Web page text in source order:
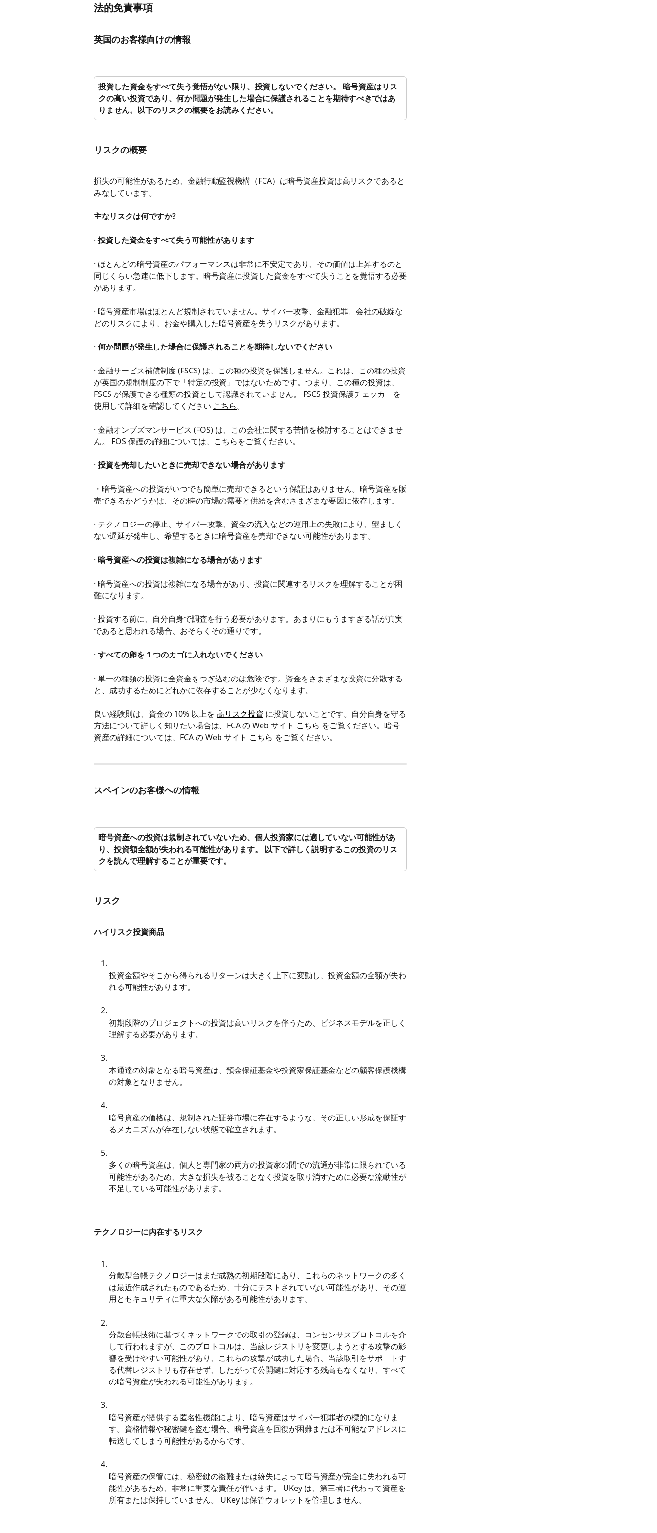
法的免責事項
英国のお客様向けの情報
投資した資金をすべて失う覚悟がない限り、投資しないでください。
暗号資産はリス
クの高い投資であり、何か問題が発生した場合に保護されることを期待すべきではあ
りません。以下のリスクの概要をお読みください。
リスクの概要
損失の可能性があるため、金融行動監視機構（FCA）は暗号資産投資は高リスクであると
みなしています。
主なリスクは何ですか?
· 投資した資金をすべて失う可能性があります
· ほとんどの暗号資産のパフォーマンスは非常に不安定であり、その価値は上昇するのと
同じくらい急速に低下します。暗号資産に投資した資金をすべて失うことを覚悟する必要
があります。
· 暗号資産市場はほとんど規制されていません。サイバー攻撃、金融犯罪、会社の破綻な
どのリスクにより、お金や購入した暗号資産を失うリスクがあります。
· 何か問題が発生した場合に保護されることを期待しないでください
· 金融サービス補償制度 (FSCS) は、この種の投資を保護しません。これは、この種の投資
が英国の規制制度の下で「特定の投資」ではないためです。つまり、この種の投資は、
FSCS が保護できる種類の投資として認識されていません。 FSCS 投資保護チェッカーを
使用して詳細を確認してください こちら。
· 金融オンブズマンサービス (FOS) は、この会社に関する苦情を検討することはできませ
ん。 FOS 保護の詳細については、 こちらをご覧ください。
· 投資を売却したいときに売却できない場合があります
・暗号資産への投資がいつでも簡単に売却できるという保証はありません。暗号資産を販
売できるかどうかは、その時の市場の需要と供給を含むさまざまな要因に依存します。
· テクノロジーの停止、サイバー攻撃、資金の流入などの運用上の失敗により、望ましく
ない遅延が発生し、希望するときに暗号資産を売却できない可能性があります。
· 暗号資産への投資は複雑になる場合があります
· 暗号資産への投資は複雑になる場合があり、投資に関連するリスクを理解することが困
難になります。
· 投資する前に、自分自身で調査を行う必要があります。あまりにもうますぎる話が真実
であると思われる場合、おそらくその通りです。
· すべての卵を 1 つのカゴに入れないでください
· 単一の種類の投資に全資金をつぎ込むのは危険です。資金をさまざまな投資に分散する
と、成功するためにどれかに依存することが少なくなります。
良い経験則は、資金の 10% 以上を 高リスク投資 に投資しないことです。自分自身を守る
方法について詳しく知りたい場合は、FCA の Web サイト こちら をご覧ください。暗号
資産の詳細については、FCA の Web サイト こちら をご覧ください。
スペインのお客様への情報
暗号資産への投資は規制されていないため、個人投資家には適していない可能性があ
り、投資額全額が失われる可能性があります。
以下で詳しく説明するこの投資のリス
クを読んで理解することが重要です。
リスク
ハイリスク投資商品
投資金額やそこから得られるリターンは大きく上下に変動し、投資金額の全額が失わ
れる可能性があります。
初期段階のプロジェクトへの投資は高いリスクを伴うため、ビジネスモデルを正しく
理解する必要があります。
本通達の対象となる暗号資産は、預金保証基金や投資家保証基金などの顧客保護機構
の対象となりません。
暗号資産の価格は、規制された証券市場に存在するような、その正しい形成を保証す
るメカニズムが存在しない状態で確立されます。
多くの暗号資産は、個人と専門家の両方の投資家の間での流通が非常に限られている
可能性があるため、大きな損失を被ることなく投資を取り消すために必要な流動性が
不足している可能性があります。
テクノロジーに内在するリスク
分散型台帳テクノロジーはまだ成熟の初期段階にあり、これらのネットワークの多く
は最近作成されたものであるため、十分にテストされていない可能性があり、その運
用とセキュリティに重大な欠陥がある可能性があります。
分散台帳技術に基づくネットワークでの取引の登録は、コンセンサスプロトコルを介
して行われますが、このプロトコルは、当該レジストリを変更しようとする攻撃の影
響を受けやすい可能性があり、これらの攻撃が成功した場合、当該取引をサポートす
る代替レジストリも存在せず、したがって公開鍵に対応する残高もなくなり、すべて
の暗号資産が失われる可能性があります。
暗号資産が提供する匿名性機能により、暗号資産はサイバー犯罪者の標的になりま
す。資格情報や秘密鍵を盗む場合、暗号資産を回復が困難または不可能なアドレスに
転送してしまう可能性があるからです。
暗号資産の保管には、秘密鍵の盗難または紛失によって暗号資産が完全に失われる可
能性があるため、非常に重要な責任が伴います。 UKey は、第三者に代わって資産を
所有または保持していません。 UKey は保管ウォレットを管理しません。